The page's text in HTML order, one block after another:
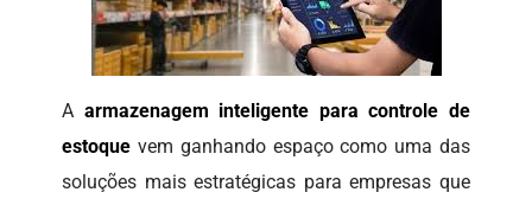
A armazenagem inteligente para controle de
estoque vem ganhando espaço como uma das
soluções mais estratégicas para empresas que